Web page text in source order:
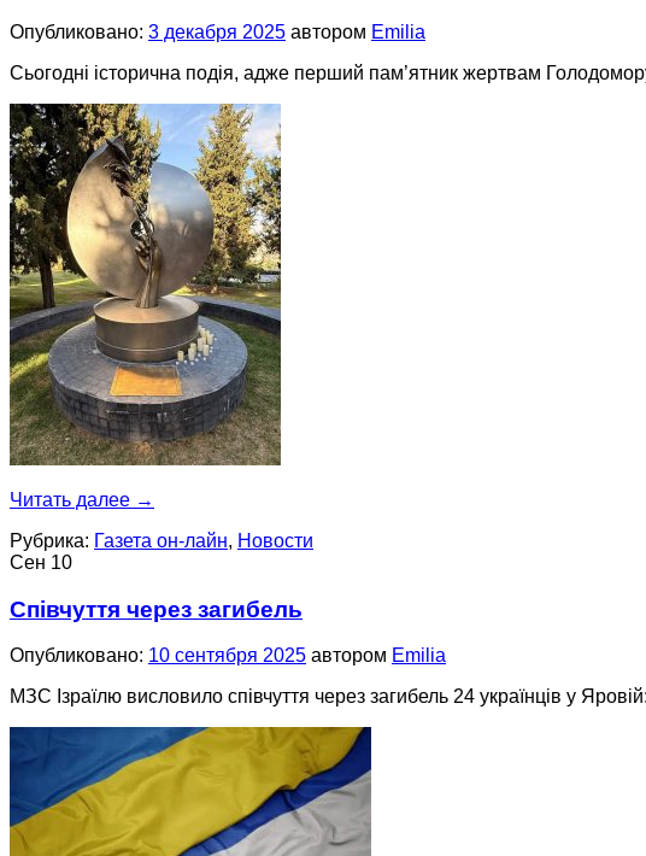
Опубликовано: 3 декабря 2025 автором Emilia
Сьогодні історична подія, адже перший пам’ятник жертвам
Читать далее →
Рубрика: Газета он-лайн, Новости
Сен 10
Співчуття через загибель
Опубликовано: 10 сентября 2025 автором Emilia
МЗС Ізраїлю висловило співчуття через загибель 24 українців у